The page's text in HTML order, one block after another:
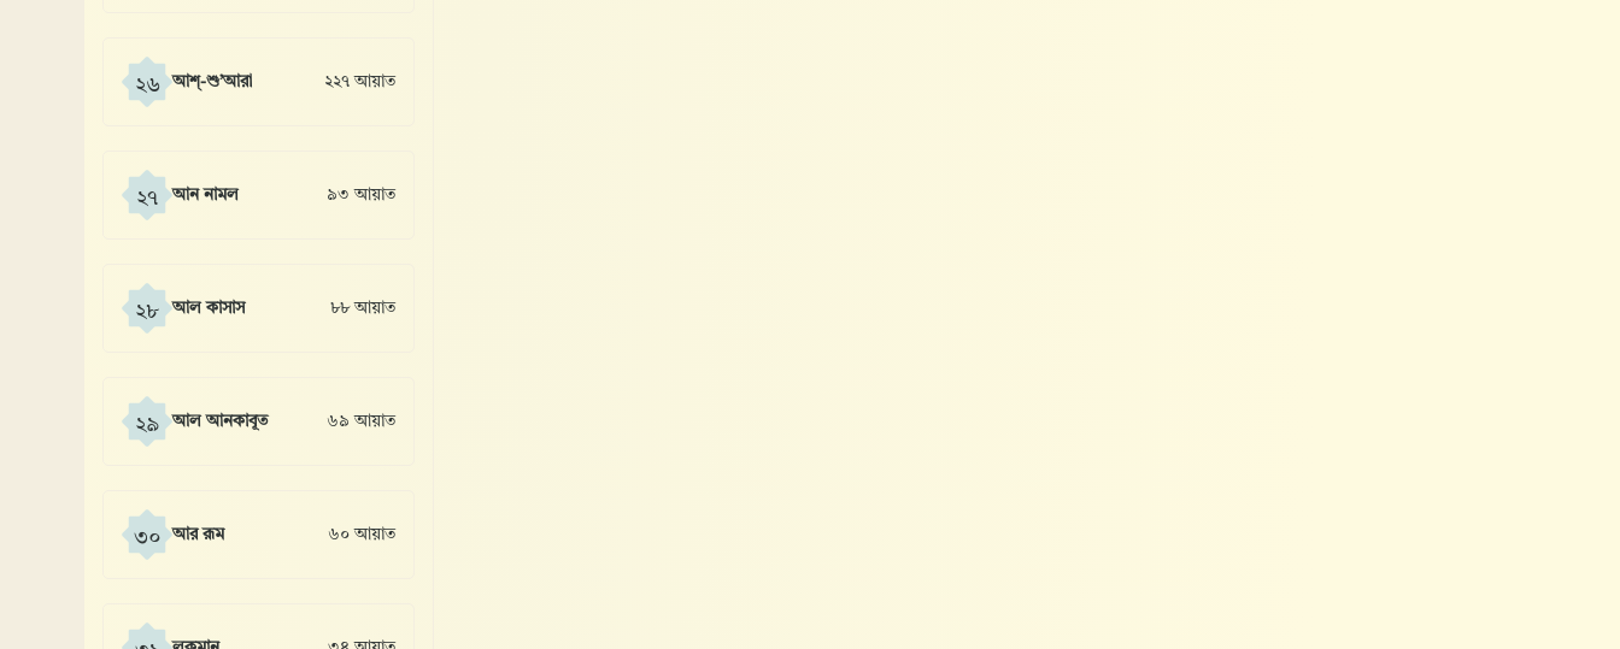
২৬ আশ্-শু’আরা ২২৭ আয়াত
২৭ আন নামল ৯৩ আয়াত
২৮ আল কাসাস ৮৮ আয়াত
২৯ আল আনকাবূত ৬৯ আয়াত
৩০ আর রূম ৬০ আয়াত